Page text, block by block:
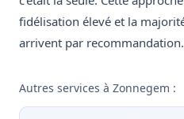
fidélisation élevé et la
arrivent par recommandation.
Autres services à Zonnegem :